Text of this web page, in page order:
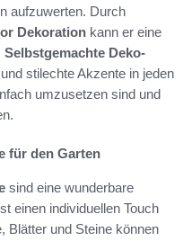
aufzuwerten. Durch
Dekoration kann er eine
Selbstgemachte Deko-
stilechte Akzente in jeden
umzusetzen sind und
für den Garten
sind eine wunderbare
einen individuellen Touch
Blätter und Steine können